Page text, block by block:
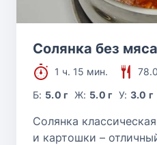
Солянка без
1 ч. 15 мин.
Б: 5.0 г Ж: 5.0 г У: 3.0 г
Солянка
и картошки –